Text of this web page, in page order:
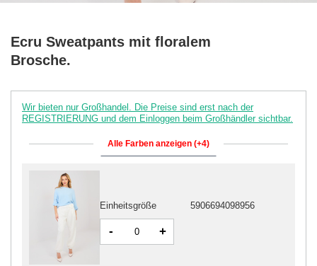
Ecru Sweatpants mit floralem
Brosche.
Wir bieten nur Großhandel. Die Preise sind erst nach der
REGISTRIERUNG und dem Einloggen beim Großhändler sichtbar.
Alle Farben anzeigen (+4)
Einheitsgröße 5906694098956
- +